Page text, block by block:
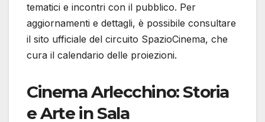
tematici e incontri con il pubblico. Per
aggiornamenti e dettagli, è possibile consultare
il sito ufficiale del circuito SpazioCinema, che
cura il calendario delle proiezioni.
Cinema Arlecchino: Storia
e Arte in Sala